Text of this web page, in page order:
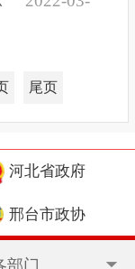
尾页
河北省政府
邢台市政协
部门